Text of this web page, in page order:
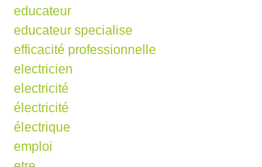
educateur
educateur specialise
efficacité professionnelle
electricien
electricité
électricité
électrique
emploi